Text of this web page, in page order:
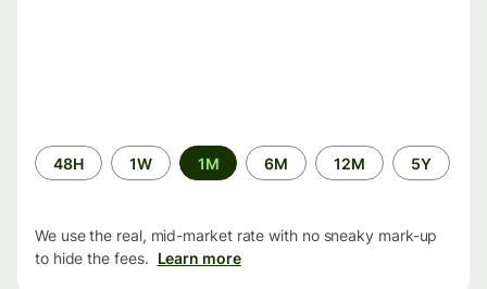
Time
period
48H 1W 1M 6M 12M 5Y
We use the real, mid-market rate with no sneaky mark-up
to hide the fees. Learn more